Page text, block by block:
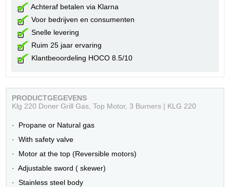
Achteraf betalen via Klarna
Voor bedrijven en consumenten
Snelle levering
Ruim 25 jaar ervaring
Klantbeoordeling HOCO 8.5/10
PRODUCTGEGEVENS
Klg 220 Doner Grill Gas, Top Motor, 3 Burners | KLG 220
· Propane or Natural gas
· With safety valve
· Motor at the top (Reversible motors)
· Adjustable sword ( skewer)
· Stainless steel body